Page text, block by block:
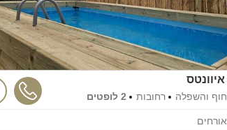
והשפלה רחובות 2 לופטים
אורחים